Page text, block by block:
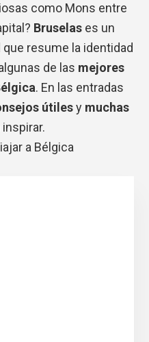
como Mons entre
Bruselas es un
que resume la identidad
de las mejores
. En las entradas
útilesy muchas
a Bélgica